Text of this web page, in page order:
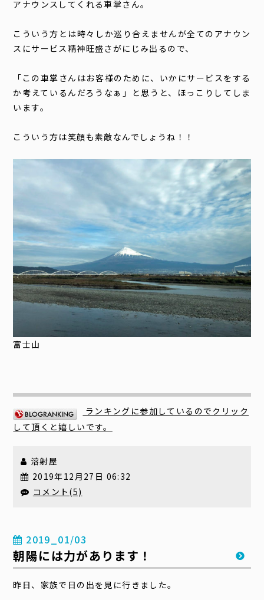
アナウンスしてくれる車掌さん。
こういう方とは時々しか巡り合えませんが全てのアナウン
スにサービス精神旺盛さがにじみ出るので、
「この車掌さんはお客様のために、いかにサービスをする
か考えているんだろうなぁ」と思うと、ほっこりしてしま
います。
こういう方は笑顔も素敵なんでしょうね！！
富士山
ランキングに参加しているのでクリック
して頂くと嬉しいです。
溶射屋
2019年12月27日 06:32
コメント(5)
2019_01/03
朝陽には力があります！
昨日、家族で日の出を見に行きました。